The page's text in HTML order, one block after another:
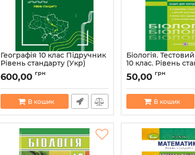
Географія 10 клас Підручник
Рівень стандарту (Укр)
Довгань Г.Д., Стадник О.Г.
Нова програма Ранок
Г470167У
Артикул: 9786170943453
600,00 грн
В кошик
Біологія.
10 клас. Рівень
Артикул:
50,00 грн
В кошик